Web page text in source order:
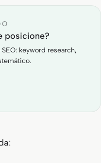
posicione?
keyword research,